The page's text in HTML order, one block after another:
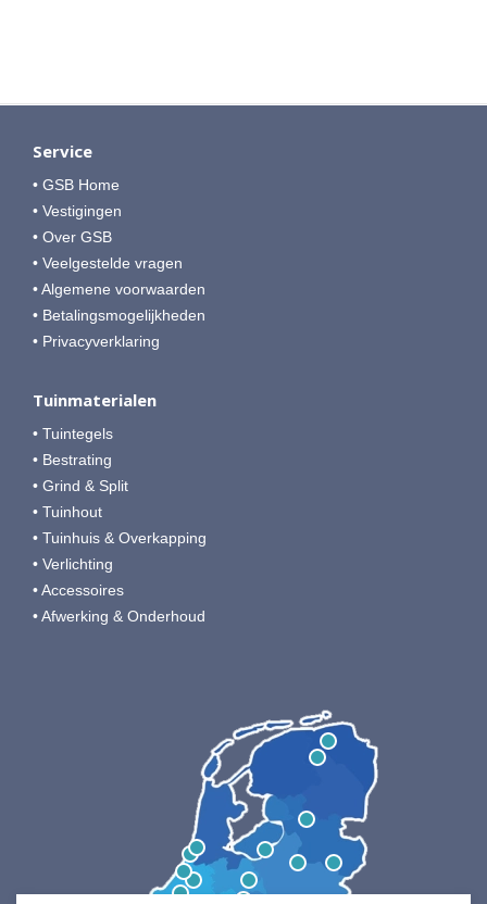
Service
• GSB Home
• Vestigingen
• Over GSB
• Veelgestelde vragen
• Algemene voorwaarden
• Betalingsmogelijkheden
• Privacyverklaring
Tuinmaterialen
• Tuintegels
• Bestrating
• Grind & Split
• Tuinhout
• Tuinhuis & Overkapping
• Verlichting
• Accessoires
• Afwerking & Onderhoud